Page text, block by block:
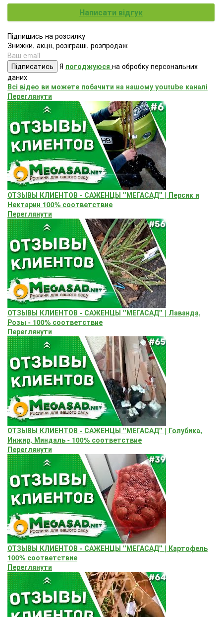
Написати відгук
Підпишись на розсилку
Знижки, акції, розіграші, розпродаж
Підписатись Я погоджуюся на обробку персональних
даних
Всі відео ви можете побачити на нашому youtube каналі
Переглянути
ОТЗЫВЫ КЛИЕНТОВ - САЖЕНЦЫ "МЕГАСАД" | Персик и
Нектарин 100% соответствие
Переглянути
ОТЗЫВЫ КЛИЕНТОВ - САЖЕНЦЫ "МЕГАСАД" | Лаванда,
Розы - 100% соответствие
Переглянути
ОТЗЫВЫ КЛИЕНТОВ - САЖЕНЦЫ "МЕГАСАД" | Голубика,
Инжир, Миндаль - 100% соответствие
Переглянути
ОТЗЫВЫ КЛИЕНТОВ - САЖЕНЦЫ "МЕГАСАД" | Картофель
100% соответствие
Переглянути